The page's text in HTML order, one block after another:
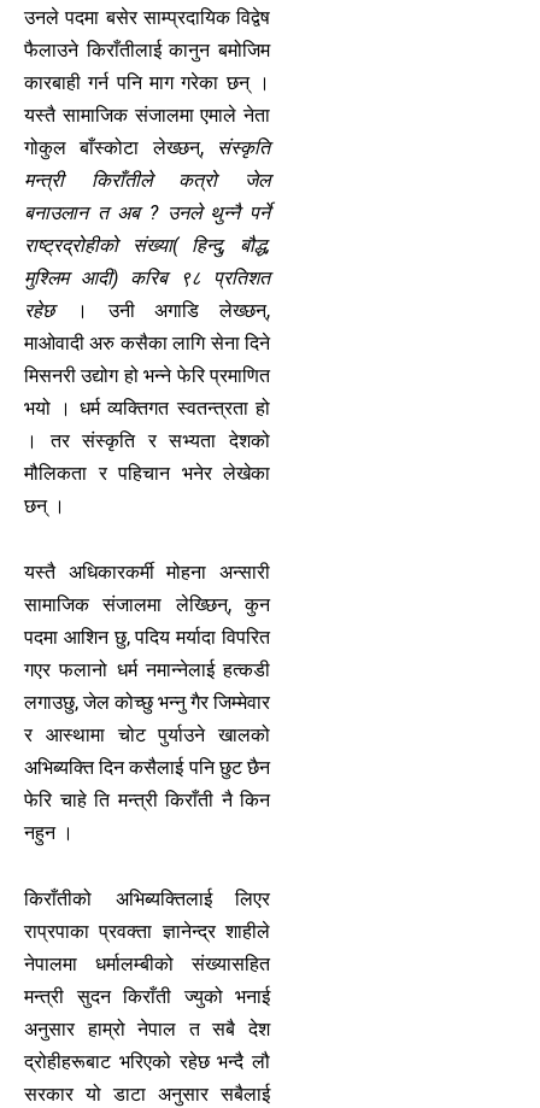
उनले पदमा बसेर साम्प्रदायिक विद्वेष
फैलाउने किराँतीलाई कानुन बमोजिम
कारबाही गर्न पनि माग गरेका छन् ।
यस्तै सामाजिक संजालमा एमाले नेता
गोकुल बाँस्कोटा लेख्छन्,
संस्कृति
मन्त्री किराँतीले कत्रो जेल
बनाउलान त अब ? उनले थुन्नै पर्ने
राष्ट्रद्रोहीको संख्या( हिन्दु, बौद्ध,
मुश्लिम आदी) करिब ९८ प्रतिशत
रहेछ। उनी अगाडि लेख्छन्,
माओवादी अरु कसैका लागि सेना दिने
मिसनरी उद्योग हो भन्ने फेरि प्रमाणित
भयो । धर्म व्यक्तिगत स्वतन्त्रता हो
। तर संस्कृति र सभ्यता देशको
मौलिकता र पहिचान भनेर लेखेका
छन् ।
यस्तै अधिकारकर्मी मोहना अन्सारी
सामाजिक संजालमा लेख्छिन्, कुन
पदमा आशिन छु, पदिय मर्यादा विपरित
गएर फलानो धर्म नमान्नेलाई हत्कडी
लगाउछु, जेल कोच्छु भन्नु गैर जिम्मेवार
र आस्थामा चोट पुर्याउने खालको
अभिब्यक्ति दिन कसैलाई पनि छुट छैन
फेरि चाहे ति मन्त्री किराँती नै किन
नहुन ।
किराँतीको अभिब्यक्तिलाई लिएर
राप्रपाका प्रवक्ता ज्ञानेन्द्र शाहीले
नेपालमा धर्मालम्बीको संख्यासहित
मन्त्री सुदन किराँती ज्युको भनाई
अनुसार हाम्रो नेपाल त सबै देश
द्रोहीहरूबाट भरिएको रहेछ भन्दै लौ
सरकार यो डाटा अनुसार सबैलाई